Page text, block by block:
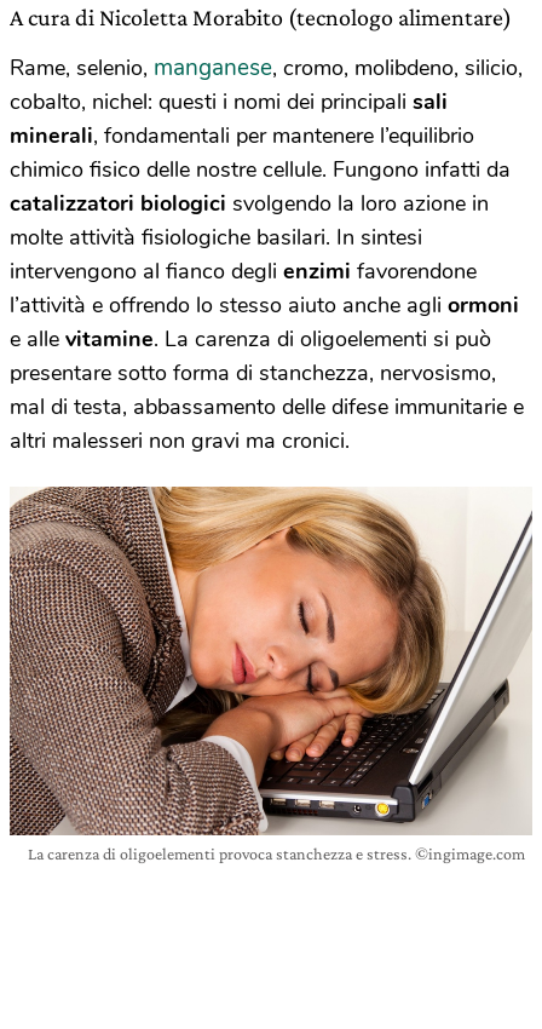
A cura di Nicoletta Morabito (tecnologo alimentare)
Rame, selenio, manganese, cromo, molibdeno, silicio,
cobalto, nichel: questi i nomi dei principali sali
minerali, fondamentali per mantenere l’equilibrio
chimico fisico delle nostre cellule. Fungono infatti da
catalizzatori biologici svolgendo la loro azione in
molte attività fisiologiche basilari. In sintesi
intervengono al fianco degli enzimi favorendone
l’attività e offrendo lo stesso aiuto anche agli ormoni
e alle vitamine. La carenza di oligoelementi si può
presentare sotto forma di stanchezza, nervosismo,
mal di testa, abbassamento delle difese immunitarie e
altri malesseri non gravi ma cronici.
La carenza di oligoelementi provoca stanchezza e stress. ©ingimage.com